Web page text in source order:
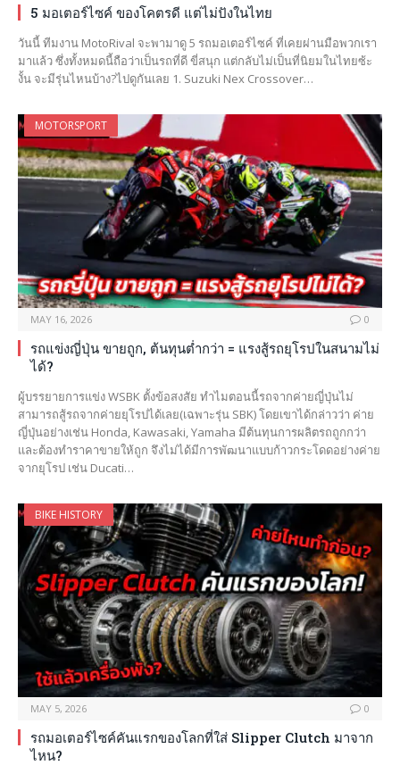
5 มอเตอร์ไซค์ ของโคตรดี แต่ไม่ปังในไทย
วันนี้ ทีมงาน MotoRival จะพามาดู 5 รถมอเตอร์ไซค์ ที่เคยผ่านมือพวกเรา
มาแล้ว ซึ่งทั้งหมดนี้ถือว่าเป็นรถที่ดี ขี่สนุก แต่กลับไม่เป็นที่นิยมในไทยซ้ะ
งั้น จะมีรุ่นไหนบ้าง?ไปดูกันเลย 1. Suzuki Nex Crossover…
MOTORSPORT
MAY 16, 2026 0
รถแข่งญี่ปุ่น ขายถูก, ต้นทุนต่ำกว่า = แรงสู้รถยุโรปในสนามไม่
ได้?
ผู้บรรยายการแข่ง WSBK ตั้งข้อสงสัย ทำไมตอนนี้รถจากค่ายญี่ปุ่นไม่
สามารถสู้รถจากค่ายยุโรปได้เลย(เฉพาะรุ่น SBK) โดยเขาได้กล่าวว่า ค่าย
ญี่ปุ่นอย่างเช่น Honda, Kawasaki, Yamaha มีต้นทุนการผลิตรถถูกกว่า
และต้องทำราคาขายให้ถูก จึงไม่ได้มีการพัฒนาแบบก้าวกระโดดอย่างค่าย
จากยุโรป เช่น Ducati…
BIKE HISTORY
MAY 5, 2026 0
รถมอเตอร์ไซค์คันแรกของโลกที่ใส่ Slipper Clutch มาจาก
ไหน?